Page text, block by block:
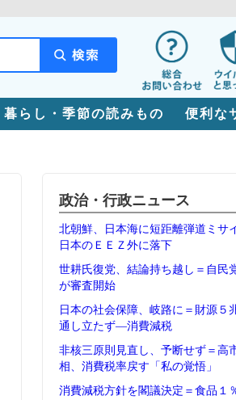
暮らし・季節の読みもの 便利な
政治・行政ニュース
北朝鮮、日本海に短距離弾道ミサ
日本のＥＥＺ外に落下
世耕氏復党、結論持ち越し＝自民
が審査開始
日本の社会保障、岐路に＝財源５
通し立たず―消費減税
非核三原則見直し、予断せず＝高
相、消費税率戻す「私の覚悟」
消費減税方針を閣議決定＝食品１